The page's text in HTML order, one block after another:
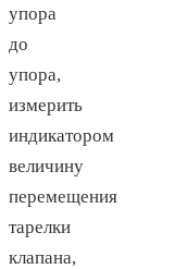
упора
до
упора,
измерить
индикатором
величину
перемещения
тарелки
клапана,